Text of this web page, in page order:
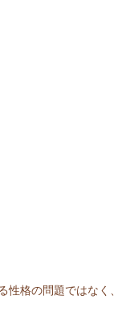
格の問題ではなく、